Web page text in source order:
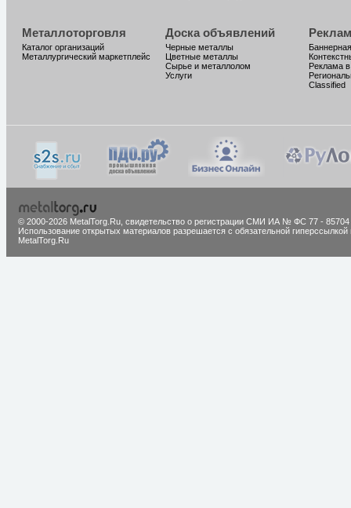
Металлоторговля
Каталог организаций
Металлургический маркетплейс
Доска объявлений
Черные металлы
Цветные металлы
Сырье и металлолом
Услуги
Реклама
Classified
© 2000-2026 MetalTorg.Ru, cвидетельство о регистрации СМИ ИА № ФС 77 - 85704
Использование открытых материалов разрешается с обязательной гиперссылкой
MetalTorg.Ru